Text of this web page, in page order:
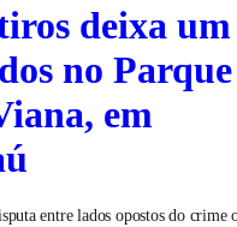
deixa
no Parque
em
entre lados opostos do crime